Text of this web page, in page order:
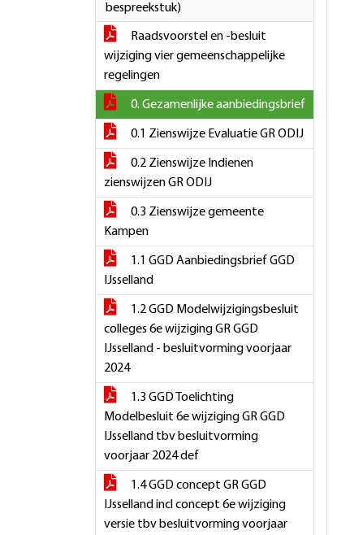
bespreekstuk)
Raadsvoorstel en -besluit
wijziging vier gemeenschappelijke
regelingen
0. Gezamenlijke aanbiedingsbrief
0.1 Zienswijze Evaluatie GR ODIJ
0.2 Zienswijze Indienen
zienswijzen GR ODIJ
0.3 Zienswijze gemeente
Kampen
1.1 GGD Aanbiedingsbrief GGD
IJsselland
1.2 GGD Modelwijzigingsbesluit
colleges 6e wijziging GR GGD
IJsselland - besluitvorming voorjaar
2024
1.3 GGD Toelichting
Modelbesluit 6e wijziging GR GGD
IJsselland tbv besluitvorming
voorjaar 2024 def
1.4 GGD concept GR GGD
IJsselland incl concept 6e wijziging
versie tbv besluitvorming voorjaar